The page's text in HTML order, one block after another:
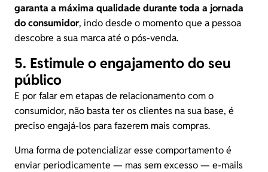
garanta a máxima qualidade durante toda a jornada
do consumidor, indo desde o momento que a pessoa
descobre a sua marca até o pós-venda.
5. Estimule o engajamento do seu
público
E por falar em etapas de relacionamento com o
consumidor, não basta ter os clientes na sua base, é
preciso engajá-los para fazerem mais compras.
Uma forma de potencializar esse comportamento é
enviar periodicamente — mas sem excesso — e-mails